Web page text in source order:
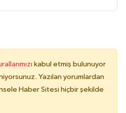
kabul etmiş bulunuyor
Yazılan yorumlardan
Haber Sitesi hiçbir şekilde